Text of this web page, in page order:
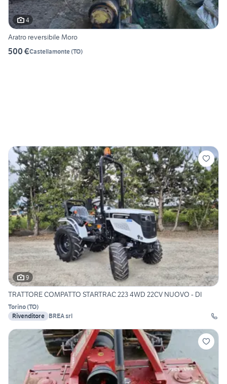
4
Aratro reversibile Moro
500 €Castellamonte(TO)
9
TRATTORE COMPATTO STARTRAC 223 4WD 22CV NUOVO - DI
Torino(TO)
Rivenditore BREA srl